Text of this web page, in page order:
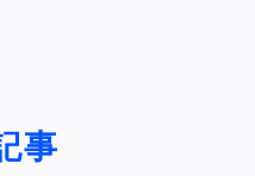
事